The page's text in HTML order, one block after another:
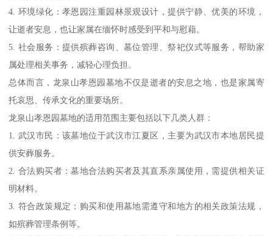
4. 环境绿化：孝恩园注重园林景观设计，提供宁静、优美的环境，
让逝者安息，也让家属在缅怀时感受到平和与慰藉。
5. 社会服务：提供殡葬咨询、墓位管理、祭祀仪式等服务，帮助家
属处理相关事务，减轻心理负担。
总体而言，龙泉山孝恩园墓地不仅是逝者的安息之地，也是家属寄
托哀思、传承文化的重要场所。
龙泉山孝恩园墓地的适用范围主要包括以下几类人群：
1. 武汉市民：该墓地位于武汉市江夏区，主要为武汉市本地居民提
供安葬服务。
2. 合法购买者：墓地合法购买者及其直系亲属使用，需提供相关证
明材料。
3. 符合政策规定：购买和使用墓地需遵守和地方的相关政策法规，
如殡葬管理条例等。